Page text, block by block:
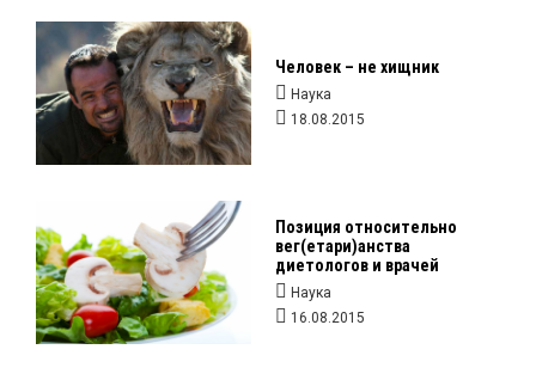
Человек – не хищник
Наука
18.08.2015
Позиция относительно
вег(етари)анства
диетологов и врачей
Наука
16.08.2015